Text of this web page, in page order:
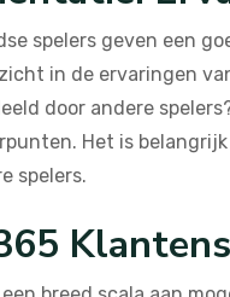
spelers geven een
in de ervaringen
door andere
Het is
spelers.